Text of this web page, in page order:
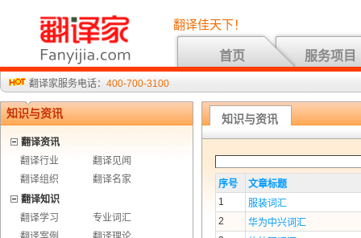
翻译佳天下！
首页 服务项目
翻译家服务电话： 400-700-3100
知识与资讯
翻译资讯
翻译行业
翻译见闻
翻译组织
翻译名家
翻译知识
翻译学习
专业词汇
知识与资讯
序号
文章标题
1
服装词汇
2
华为中兴词汇